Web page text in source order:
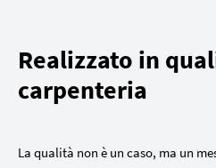
Realizzato in
carpenteria
La qualità non è un caso, ma un